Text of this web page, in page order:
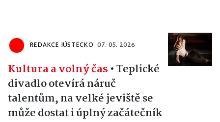
REDAKCE IÚSTECKO 07. 05. 2026
Kultura a volný čas •Teplické
divadlo otevírá náruč
talentům, na velké jeviště se
může dostat i úplný začátečník